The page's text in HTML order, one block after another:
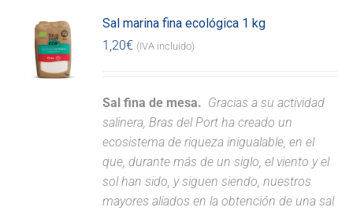
Sal marina fina ecológica 1 kg
1,20€ (IVA incluido)
Sal fina de mesa. Gracias a su actividad
salinera, Bras del Port ha creado un
ecosistema de riqueza inigualable, en el
que, durante más de un siglo, el viento y el
sol han sido, y siguen siendo, nuestros
mayores aliados en la obtención de una sal